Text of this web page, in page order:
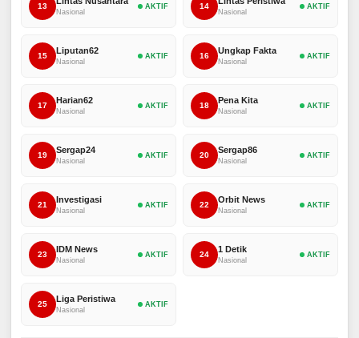
13
Nasional
AKTIF 14
Nasional
AKTIF
15
Liputan62
Nasional
AKTIF 16
Ungkap Fakta
Nasional
AKTIF
17
Harian62
Nasional
AKTIF 18
Pena Kita
Nasional
AKTIF
19
Sergap24
Nasional
AKTIF 20
Sergap86
Nasional
AKTIF
21
Investigasi
Nasional
AKTIF 22
Orbit News
Nasional
AKTIF
23
IDM News
Nasional
AKTIF 24
1 Detik
Nasional
AKTIF
25
Liga Peristiwa
Nasional
AKTIF